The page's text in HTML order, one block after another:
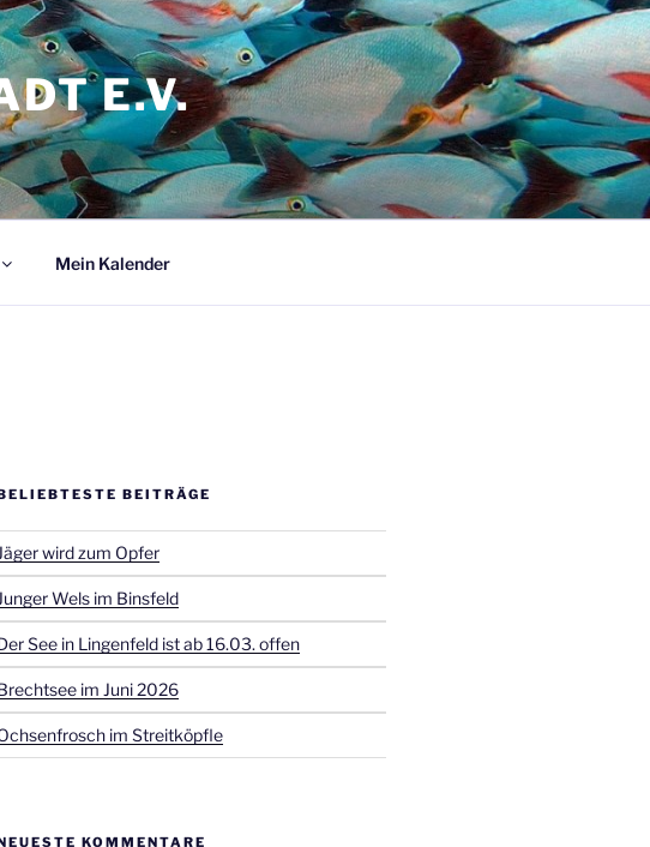
E.V.
Mein Kalender
BEITRÄGE
wird zum Opfer
Wels im Binsfeld
See in Lingenfeld ist ab 16.03. offen
im Juni 2026
im Streitköpfle
KOMMENTARE